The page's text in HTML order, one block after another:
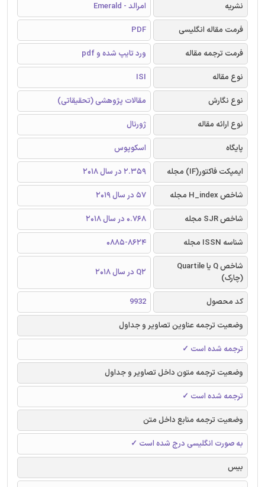
نشریه
امرالد - Emerald
فرمت مقاله انگلیسی
PDF
فرمت ترجمه مقاله
ورد تایپ شده و pdf
نوع مقاله
ISI
نوع نگارش
مقالات پژوهشی (تحقیقاتی)
نوع ارائه مقاله
ژورنال
پایگاه
اسکوپوس
ایمپکت فاکتور(IF) مجله
2.359 در سال 2018
شاخص H_index مجله
57 در سال 2019
شاخص SJR مجله
0.768 در سال 2018
شناسه ISSN مجله
0885-8624
شاخص Q یا Quartile
(چارک)
Q2 در سال 2018
کد محصول
9932
وضعیت ترجمه عناوین تصاویر و جداول
ترجمه شده است ✓
وضعیت ترجمه متون داخل تصاویر و جداول
ترجمه شده است ✓
وضعیت ترجمه منابع داخل متن
به صورت انگلیسی درج شده است ✓
بیس